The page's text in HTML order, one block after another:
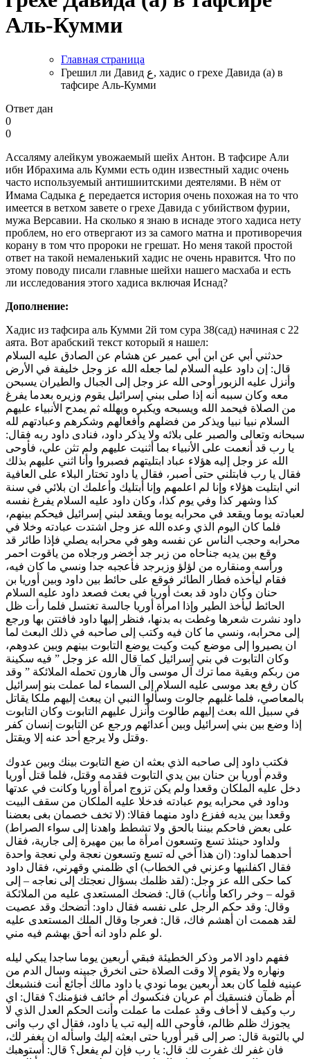
Аль-Кумми
Главная страница
Грешил ли Давид ع, хадис о грехе Давида (а) в
тафсире Аль-Кумми
Ответ дан
0
0
Ассаляму алейкум увожаемый шейх Антон. В тафсире Али
ибн Ибрахима аль Кумми есть один известный хадис очень
часто используемый антишиитскими деятелями. В нём от
Имама Садыка ع передается история очень похожая на то что
имеется в ветхом завете о грехе Давида с убийством фурии,
мужа Версавии. На сколько я знаю в иснаде этого хадиса нету
проблем, но его отвергают из за самого матна и противоречия
корану в том что пророки не грешат. Но меня такой простой
ответ на такой немаленький хадис не очень нравится. Что по
этому поводу писали главные шейхи нашего масхаба и есть
ли исследования этого хадиса включая Иснад?
Дополнение:
Хадис из тафсира аль Кумми 2й том сура 38(сад) начиная с 22
аята. Вот арабский текст который я нашел:
حدثني أبي عن ابن أبي عمير عن هشام عن الصادق عليه السلام
قال: إن داود عليه السلام لما جعله الله عز وجل خليفة في الأرض
وأنزل عليه الزبور أوحى الله عز وجل إلى الجبال والطيران يسبحن
معه وكان سببه أنه إذا صلى ببني إسرائيل يقوم وزيره بعدما يفرغ
من الصلاة فيحمد الله ويسبحه ويكبره ويهلله ثم يمدح الأنبياء عليهم
السلام نبيا نبيا ويذكر من فضلهم وأفعالهم وشكرهم وعبادتهم لله
سبحانه وتعالى والصبر على بلائه ولا يذكر داود، فنادى داود ربه فقال:
يا رب قد أنعمت على الأنبياء بما أثنيت عليهم ولم تثن علي، فأوحى
الله عز وجل إليه هؤلاء عباد ابتليتهم فصبروا وأنا اثني عليهم بذلك
فقال يا رب فابتلني حتى أصبر، فقال يا داود تختار البلاء على العافية
اني ابتليت هؤلاء وإنا لم اعلمهم وإنا أبتليك وأعلمك ان بلائي في سنة
كذا وشهر كذا وفي يوم كذا، وكان داود عليه السلام يفرغ نفسه
لعبادته يوما ويقعد في محرابه يوما ويقعد لبني إسرائيل فيحكم بينهم،
فلما كان اليوم الذي وعده الله عز وجل اشتدت عبادته وخلا في
محرابه وحجب الناس عن نفسه وهو في محرابه يصلي فإذا طائر قد
وقع بين يديه جناحاه من زبر جد أخضر ورجلاه من ياقوت احمر
ورأسه ومنقاره من لؤلؤ وزبرجد فأعجبه جدا ونسي ما كان فيه،
فقام ليأخذه فطار الطائر فوقع على حائط بين داود وبين أوريا بن
حنان وكان داود قد بعث أوريا في بعث فصعد داود عليه السلام
الحائط ليأخذ الطير وإذا امرأة أوريا جالسة تغتسل فلما رأت ظل
داود نشرت شعرها وغطت به بدنها، فنظر إليها داود فافتتن بها ورجع
إلى محرابه، ونسي ما كان فيه وكتب إلى صاحبه في ذلك البعث لما
ان يصيروا إلى موضع كيت وكيت يوضع التابوت بينهم وبين عدوهم،
وكان التابوت في بني إسرائيل كما قال الله عز وجل ” فيه سكينة
من ربكم وبقية مما ترك آل موسى وآل هارون تحمله الملائكة ” وقد
كان رفع بعد موسى عليه السلام إلى السماء لما عملت بنو إسرائيل
بالمعاصي، فلما غلبهم جالوت وسألوا النبي ان يبعث إليهم ملكا يقاتل
في سبيل الله بعث إليهم طالوت وأنزل عليهم التابوت وكان التابوت
إذا وضع بين بني إسرائيل وبين أعدائهم ورجع عن التابوت إنسان كفر
وقتل ولا يرجع أحد عنه إلا ويقتل.
فكتب داود إلى صاحبه الذي بعثه ان ضع التابوت بينك وبين عدوك
وقدم أوريا بن حنان بين يدي التابوت فقدمه وقتل، فلما قتل أوريا
دخل عليه الملكان وقعدا ولم يكن تزوج امرأة أوريا وكانت في عدتها
وداود في محرابه يوم عبادته فدخلا عليه الملكان من سقف البيت
وقعدا بين يديه ففزع داود منهما فقالا: (لا تخف خصمان بغى بعضنا
على بعض فاحكم بيننا بالحق ولا تشطط واهدنا إلى سواء الصراط)
ولداود حينئذ تسع وتسعون امرأة ما بين مهيرة إلى جارية، فقال
أحدهما لداود: (ان هذا أخي له تسع وتسعون نعجة ولي نعجة واحدة
فقال اكفلنيها وعزني في الخطاب) اي ظلمني وقهرني، فقال داود
كما حكى الله عز وجل: (لقد ظلمك بسؤال نعجتك إلى نعاجه – إلى
قوله – وخر راكعا وأناب) قال: فضحك المستعدى عليه من الملائكة
وقال: وقد حكم الرجل على نفسه فقال داود: أتضحك وقد عصيت
لقد هممت ان أهشم فاك، قال: فعرجا وقال الملك المستعدى عليه
لو علم داود انه أحق بهشم فيه مني.
ففهم داود الامر وذكر الخطيئة فبقي أربعين يوما ساجدا يبكي ليله
ونهاره ولا يقوم إلا وقت الصلاة حتى انخرق جبينه وسال الدم من
عينيه فلما كان بعد أربعين يوما نودي يا داود مالك أجائع أنت فنشبعك
أم ظمآن فنسقيك أم عريان فنكسوك أم خائف فنؤمنك؟ فقال: اي
رب وكيف لا أخاف وقد عملت ما عملت وأنت الحكم العدل الذي لا
يجوزك ظلم ظالم، فأوحى الله إليه تب يا داود، فقال اي رب وانى
لي بالتوبة قال: صر إلى قبر أوريا حتى ابعثه إليك واسأله ان يغفر لك،
فان غفر لك غفرت لك قال: يا رب فإن لم يفعل؟ قال: أستوهبك